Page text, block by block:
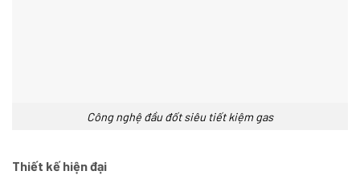
Công nghệ đầu đốt siêu tiết kiệm gas
Thiết kế hiện đại